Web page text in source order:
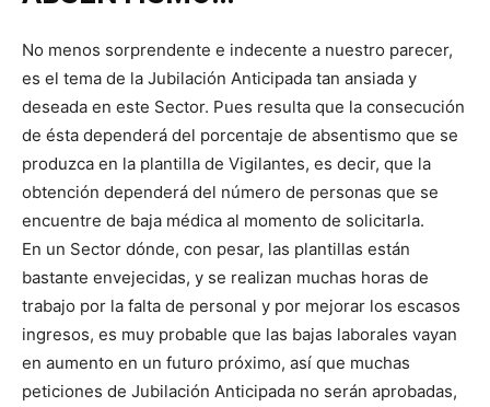
No menos sorprendente e indecente a nuestro parecer,
es el tema de la Jubilación Anticipada tan ansiada y
deseada en este Sector. Pues resulta que la consecución
de ésta dependerá del porcentaje de absentismo que se
produzca en la plantilla de Vigilantes, es decir, que la
obtención dependerá del número de personas que se
encuentre de baja médica al momento de solicitarla.
En un Sector dónde, con pesar, las plantillas están
bastante envejecidas, y se realizan muchas horas de
trabajo por la falta de personal y por mejorar los escasos
ingresos, es muy probable que las bajas laborales vayan
en aumento en un futuro próximo, así que muchas
peticiones de Jubilación Anticipada no serán aprobadas,